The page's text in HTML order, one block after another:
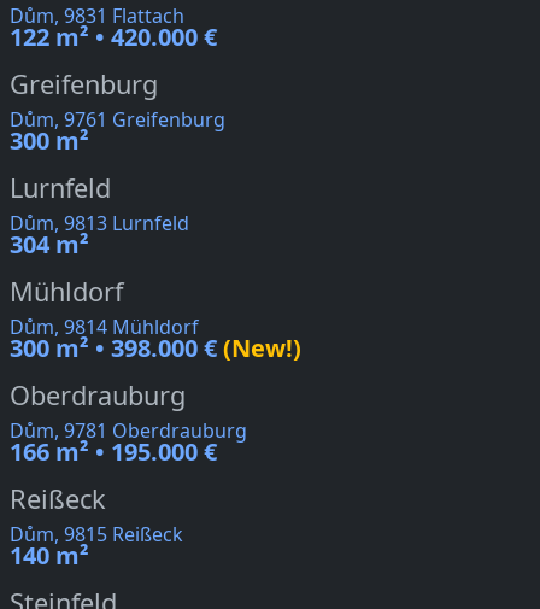
Dům, 9831 Flattach
122 m² • 420.000 €
Greifenburg
Dům, 9761 Greifenburg
300 m²
Lurnfeld
Dům, 9813 Lurnfeld
304 m²
Mühldorf
Dům, 9814 Mühldorf
300 m² • 398.000 €(New!)
Oberdrauburg
Dům, 9781 Oberdrauburg
166 m² • 195.000 €
Reißeck
Dům, 9815 Reißeck
140 m²